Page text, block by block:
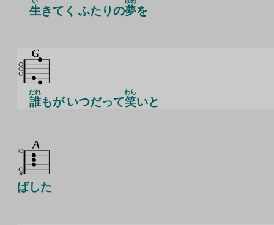
生きてく ふたりの夢を
誰
だれ
もが いつだって笑
わら
いと
ばした